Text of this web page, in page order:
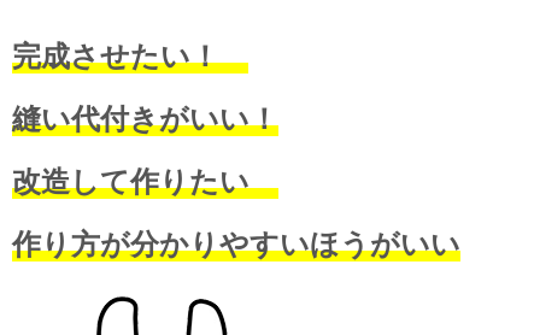
完成させたい！
縫い代付きがいい！
改造して作りたい
作り方が分かりやすいほうがいい